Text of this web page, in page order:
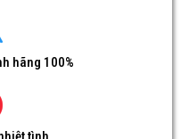
hãng 100%